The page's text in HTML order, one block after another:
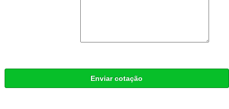
Enviar cotação